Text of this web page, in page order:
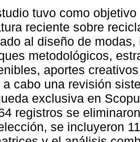
tuvo como
reciente sobre
al diseño de modas,
metodológicos,
aportes
a cabo una revisión
exclusiva en
registros se
se incluyeron